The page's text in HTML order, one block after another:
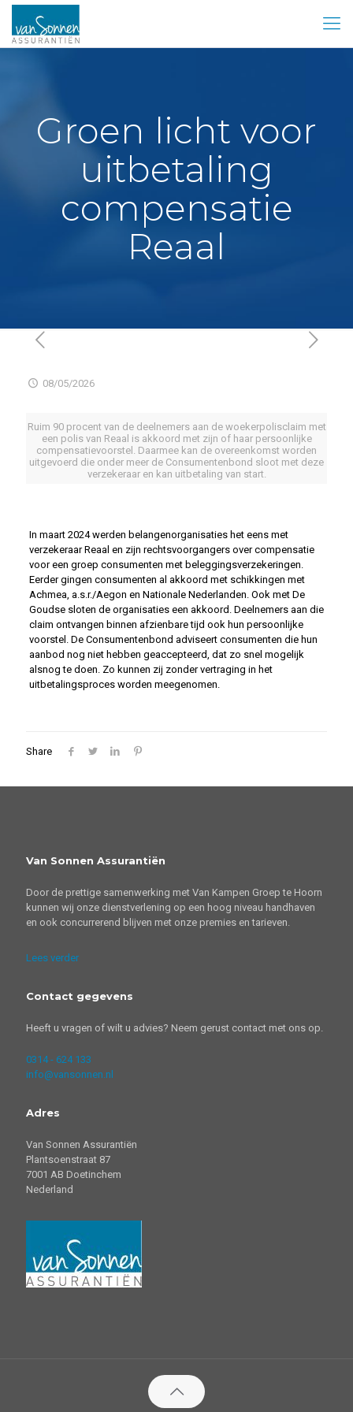
Groen licht voor
uitbetaling
compensatie
Reaal
08/05/2026
Ruim 90 procent van de deelnemers aan de woekerpolisclaim met
een polis van Reaal is akkoord met zijn of haar persoonlijke
compensatievoorstel. Daarmee kan de overeenkomst worden
uitgevoerd die onder meer de Consumentenbond sloot met deze
verzekeraar en kan uitbetaling van start.
In maart 2024 werden belangenorganisaties het eens met
verzekeraar Reaal en zijn rechtsvoorgangers over compensatie
voor een groep consumenten met beleggingsverzekeringen.
Eerder gingen consumenten al akkoord met schikkingen met
Achmea, a.s.r./Aegon en Nationale Nederlanden. Ook met De
Goudse sloten de organisaties een akkoord. Deelnemers aan die
claim ontvangen binnen afzienbare tijd ook hun persoonlijke
voorstel. De Consumentenbond adviseert consumenten die hun
aanbod nog niet hebben geaccepteerd, dat zo snel mogelijk
alsnog te doen. Zo kunnen zij zonder vertraging in het
uitbetalingsproces worden meegenomen.
Share
Van Sonnen Assurantiën
Door de prettige samenwerking met Van Kampen Groep te Hoorn
kunnen wij onze dienstverlening op een hoog niveau handhaven
en ook concurrerend blijven met onze premies en tarieven.
Lees verder
Contact gegevens
Heeft u vragen of wilt u advies? Neem gerust contact met ons op.
0314 - 624 133
info@vansonnen.nl
Adres
Van Sonnen Assurantiën
Plantsoenstraat 87
7001 AB Doetinchem
Nederland